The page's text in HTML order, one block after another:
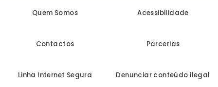
Quem Somos Acessibilidade
Contactos Parcerias
Linha Internet Segura Denunciar conteúdo ilegal